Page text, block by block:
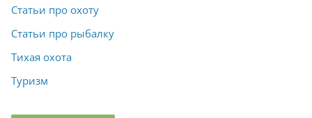
Статьи про охоту
Статьи про рыбалку
Тихая охота
Туризм